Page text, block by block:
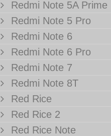
Redmi Note 5A Prime
Redmi Note 5 Pro
Redmi Note 6
Redmi Note 6 Pro
Redmi Note 7
Redmi Note 8T
Red Rice
Red Rice 2
Red Rice Note